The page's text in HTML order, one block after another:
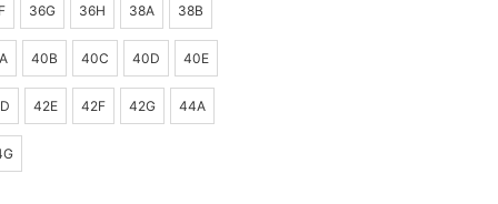
36G 36H 38A 38B
40B 40C 40D 40E
42E 42F 42G 44A